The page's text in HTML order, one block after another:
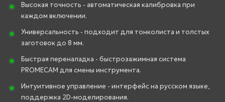
Высокая точность - автоматическая калибровка при
каждом включении.
Универсальность - подходит для тонколиста и толстых
заготовок до 8 мм.
Быстрая переналадка - быстрозажимная система
PROMECAM для смены инструмента.
Интуитивное управление - интерфейс на русском языке,
поддержка 2D-моделирования.